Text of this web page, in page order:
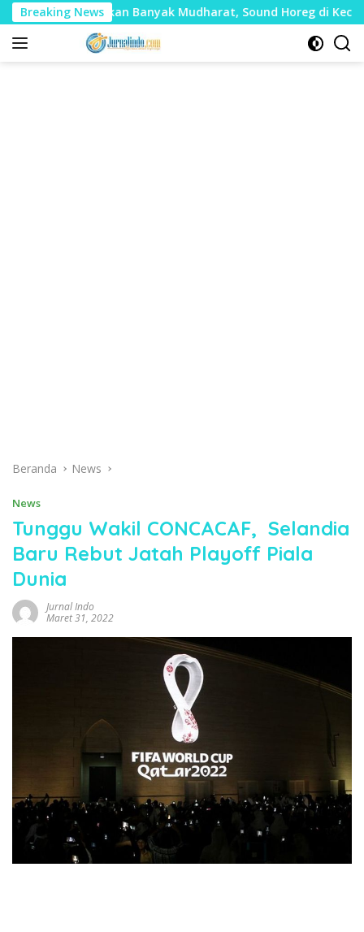
Langsung
ke
konten
Breaking News
Timbulkan Banyak Mudharat, Sound Horeg di Kecamatan
Beranda News
News
Tunggu Wakil CONCACAF, Selandia
Baru Rebut Jatah Playoff Piala
Dunia
Jurnal Indo
Maret 31, 2022